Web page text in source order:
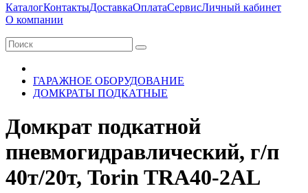
КаталогКонтактыДоставкаОплатаСервисЛичный кабинет
О компании
ГАРАЖНОЕ ОБОРУДОВАНИЕ
ДОМКРАТЫ ПОДКАТНЫЕ
Домкрат подкатной
пневмогидравлический, г/п
40т/20т, Torin TRA40-2AL